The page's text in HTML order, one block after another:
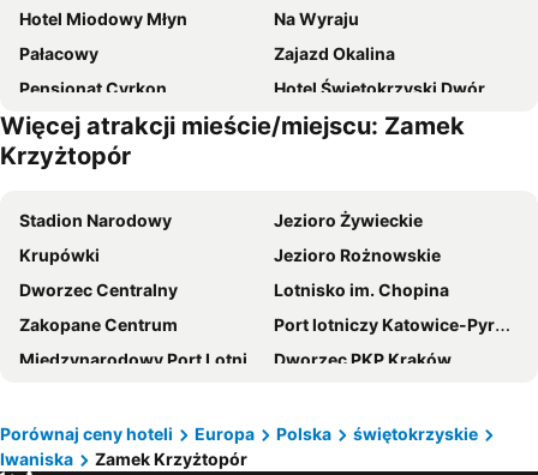
Hotel Miodowy Młyn
Na Wyraju
Pałacowy
Zajazd Okalina
Pensjonat Cyrkon
Hotel Świętokrzyski Dwór
Więcej atrakcji mieście/miejscu: Zamek
Krzyżtopór
Stadion Narodowy
Jezioro Żywieckie
Krupówki
Jezioro Rożnowskie
Dworzec Centralny
Lotnisko im. Chopina
Zakopane Centrum
Port lotniczy Katowice-Pyrzowice
Międzynarodowy Port Lotniczy im Jana Pawła II
Dworzec PKP Kraków
Morskie Oko
Port lotniczy Warszawa-Modlin
Gubałówka
Porównaj ceny hoteli Europa Polska
świętokrzyskie
Iwaniska
Zamek Krzyżtopór